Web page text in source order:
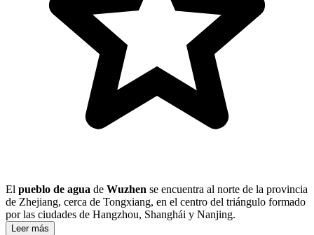
El pueblo de agua ​​de Wuzhen se encuentra al norte de la provincia
de Zhejiang, cerca de Tongxiang, en el centro del triángulo formado
por las ciudades de Hangzhou, Shanghái y Nanjing.
Leer más